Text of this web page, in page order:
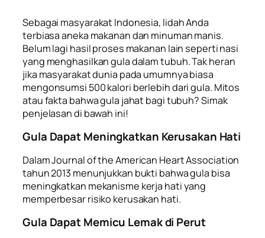
Sebagai masyarakat Indonesia, lidah Anda
terbiasa aneka makanan dan minuman manis.
Belum lagi hasil proses makanan lain seperti nasi
yang menghasilkan gula dalam tubuh. Tak heran
jika masyarakat dunia pada umumnya biasa
mengonsumsi 500 kalori berlebih dari gula. Mitos
atau fakta bahwa gula jahat bagi tubuh? Simak
penjelasan di bawah ini!
Gula Dapat Meningkatkan Kerusakan Hati
DalamJournal of the American Heart Association
tahun 2013 menunjukkan bukti bahwa gula bisa
meningkatkan mekanisme kerja hati yang
memperbesar risiko kerusakan hati.
Gula Dapat Memicu Lemak di Perut